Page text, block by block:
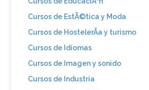
Cursos de EstÃ©tica y Moda
Cursos de HostelerÃ­a y turismo
Cursos de Idiomas
Cursos de Imagen y sonido
Cursos de Industria